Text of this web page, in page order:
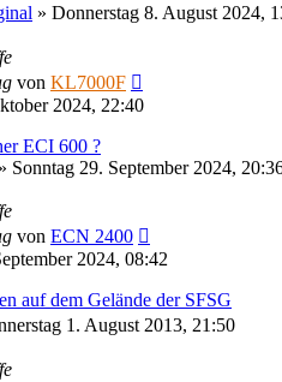
» Donnerstag 8. August 2024,
von KL7000F
2024, 22:40
ECI 600 ?
» Sonntag 29. September 2024,
von ECN 2400
2024, 08:42
auf dem Gelände der SFSG
1. August 2013, 21:50